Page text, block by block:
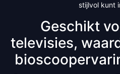
stijlvol kunt
Geschikt
televisies,